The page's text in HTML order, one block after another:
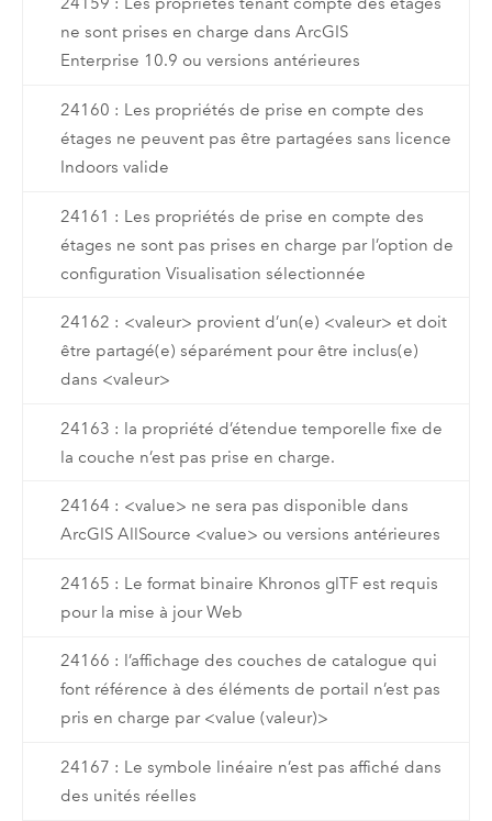
ne sont prises en charge dans ArcGIS
Enterprise 10.9 ou versions antérieures
24160 : Les propriétés de prise en compte des
étages ne peuvent pas être partagées sans licence
Indoors valide
24161 : Les propriétés de prise en compte des
étages ne sont pas prises en charge par l’option de
configuration Visualisation sélectionnée
24162 : <valeur> provient d’un(e) <valeur> et doit
être partagé(e) séparément pour être inclus(e)
dans <valeur>
24163 : la propriété d’étendue temporelle fixe de
la couche n’est pas prise en charge.
24164 : <value> ne sera pas disponible dans
ArcGIS AllSource <value> ou versions antérieures
24165 : Le format binaire Khronos glTF est requis
pour la mise à jour Web
24166 : l’affichage des couches de catalogue qui
font référence à des éléments de portail n’est pas
pris en charge par <value (valeur)>
24167 : Le symbole linéaire n’est pas affiché dans
des unités réelles